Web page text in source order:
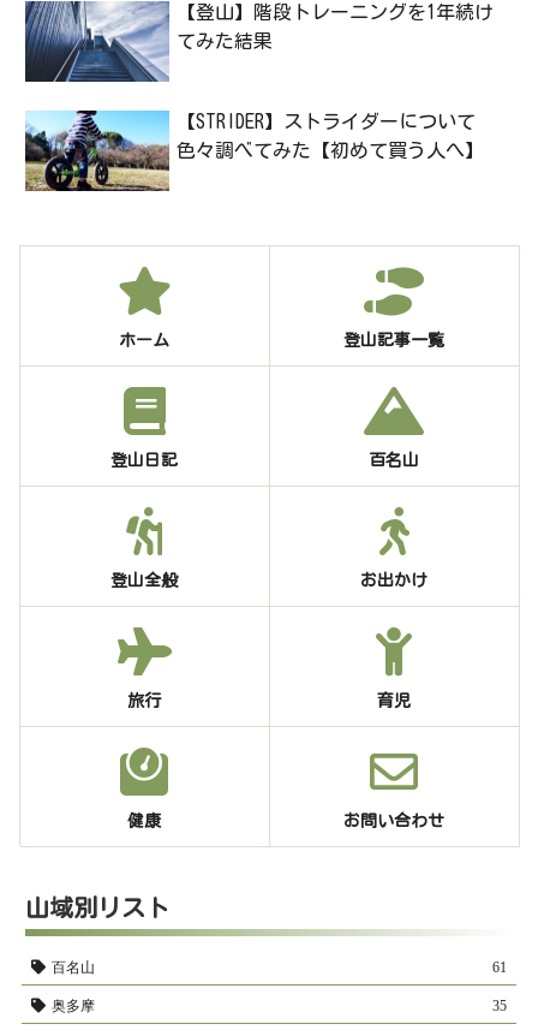
【登山】階段トレーニングを1年続け
てみた結果
【STRIDER】ストライダーについて
色々調べてみた【初めて買う人へ】
ホーム 登山記事一覧
登山日記 百名山
登山全般 お出かけ
旅行 育児
健康 お問い合わせ
山域別リスト
百名山 61
奥多摩 35